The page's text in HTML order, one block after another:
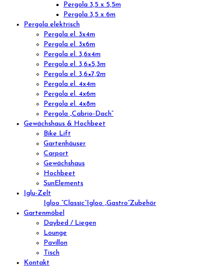
Pergola 3,5 x 5,5m
Pergola 3,5 x 6m
Pergola elektrisch
Pergola el. 3x4m
Pergola el. 3x6m
Pergola el. 3,6x4m
Pergola el. 3,6×5,3m
Pergola el. 3,6×7,2m
Pergola el. 4x4m
Pergola el. 4x6m
Pergola el. 4x8m
Pergola „Cabrio-Dach“
Gewächshaus & Hochbeet
Bike Lift
Gartenhäuser
Carport
Gewächshaus
Hochbeet
SunElements
Iglu-Zelt
Igloo “Classic” Igloo „Gastro”Zubehör
Gartenmöbel
Daybed / Liegen
Lounge
Pavillon
Tisch
Kontakt